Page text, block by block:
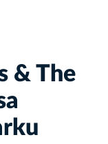
& The